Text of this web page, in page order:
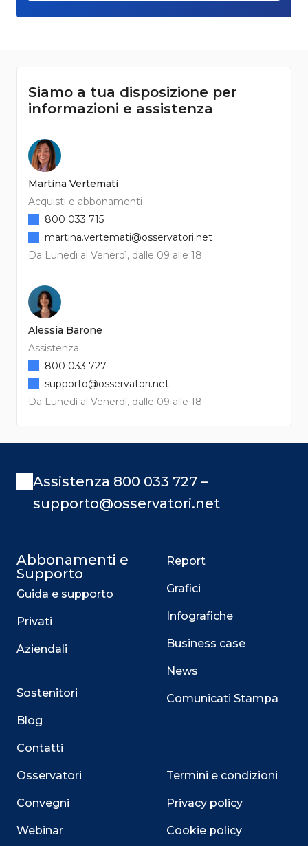
Siamo a tua disposizione per
informazioni e assistenza
Martina Vertemati
Acquisti e abbonamenti
Da Lunedì al Venerdì, dalle 09 alle 18
800 033 715
martina.vertemati@osservatori.net
Alessia Barone
Assistenza
Da Lunedì al Venerdì, dalle 09 alle 18
800 033 727
supporto@osservatori.net
Assistenza 800 033 727 –
supporto@osservatori.net
Abbonamenti e
Supporto
Guida e supporto
Privati
Aziendali
Sostenitori
Blog
Contatti
Osservatori
Convegni
Webinar
Report
Grafici
Infografiche
Business case
News
Comunicati Stampa
Termini e condizioni
Privacy policy
Cookie policy